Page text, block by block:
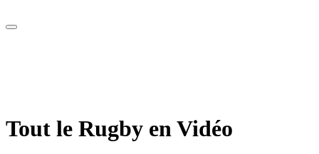
Tout le Rugby en Vidéo